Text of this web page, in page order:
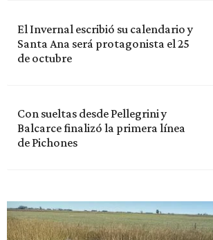
El Invernal escribió su calendario y
Santa Ana será protagonista el 25
de octubre
Con sueltas desde Pellegrini y
Balcarce finalizó la primera línea
de Pichones